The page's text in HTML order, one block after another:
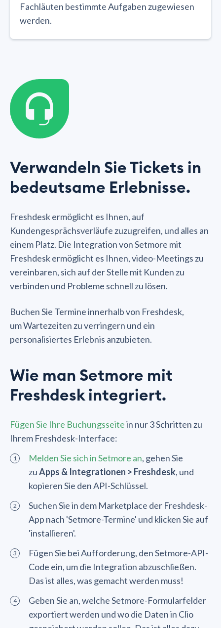
Fachläuten bestimmte Aufgaben zugewiesen
werden.
Verwandeln Sie Tickets in
bedeutsame Erlebnisse.
Freshdesk ermöglicht es Ihnen, auf
Kundengesprächsverläufe zuzugreifen, und alles an
einem Platz. Die Integration von Setmore mit
Freshdesk ermöglicht es Ihnen, video-Meetings zu
vereinbaren, sich auf der Stelle mit Kunden zu
verbinden und Probleme schnell zu lösen.
Buchen Sie Termine innerhalb von Freshdesk,
um Wartezeiten zu verringern und ein
personalisiertes Erlebnis anzubieten.
Wie man Setmore mit
Freshdesk integriert.
Fügen Sie Ihre Buchungsseitein nur 3 Schritten zu
Ihrem Freshdesk-Interface:
Melden Sie sich in Setmore an, gehen Sie
zuApps & Integrationen > Freshdesk, und
kopieren Sie den API-Schlüssel.
Suchen Sie in dem Marketplace der Freshdesk-
App nach 'Setmore-Termine' und klicken Sie auf
'installieren'.
Fügen Sie bei Aufforderung, den Setmore-API-
Code ein, um die Integration abzuschließen.
Das ist alles, was gemacht werden muss!
Geben Sie an, welche Setmore-Formularfelder
exportiert werden und wo die Daten in Clio